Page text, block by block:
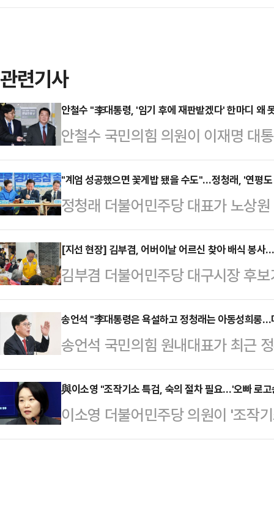
관련기사
안철수 "李대통령, '임기 후에 재판받겠다' 한마디 왜
안철수 국민의힘 의원이 이재명 대
특검법안(공소취소 특검법안)에 대
사한 것과 관련해 "법안의 내용은
판했다.안철수 의원은 8일 자신의
니다. 시기와 절차만 숙의되면 공소
목의 글을 게재했다. 안 의원은 "이
한마디를 왜 못하는 것이냐"며 "무
될 일 아니겠느냐…
"계엄 성공했으면 꽃게밥 됐을 수도"…정청래, '연평
정청래 더불어민주당 대표가 노상
상계엄 수용시설'에 대해 "그곳에
리는 악몽 같은 기억이 다시 떠올랐
을 가쁘게 쉬며 울먹거렸다.정 대
보 선거사무소에서 열린 현장 최고
번 살 떨리면서 경악했다. 지독하고
문"이라며 이같이 말했다.앞서 3대
수사하는 2차 종합…
[지선 현장] 김부겸, 어버이날 어르신 찾아 배식 봉사
김부겸 더불어민주당 대구시장 후
민심 청취에 나섰다.김부겸 후보는
맹 산하 천사 무료급식소를 방문해
역 내 소외계층의 실태를 파악하고,
한 의지를 표명하기 위해 마련됐다.
원봉사자들의 노고를 격려하는 한
를 나눠주는 등 대화를 나누며 현장
리에서 대구의 경제 침체와…
송언석 "李대통령은 욕설하고 정청래는 아동성희롱
송언석 국민의힘 원내대표가 최근
집으며 "더불어민주당은 그 이름을
언석 원내대표는 8일 국회에서 열
국무회의 자리에서 '비읍시옷(ㅂㅅ
놓고 여당 (정청래) 대표는 어린아
與이소영 "조작기소 특검, 숙의 절차 필요…'오빠 로
이소영 더불어민주당 의원이 '조작
이후 격렬한 토론을 거쳐 내용이든,